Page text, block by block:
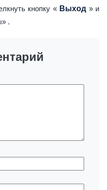
кнопку « Выход » и
.